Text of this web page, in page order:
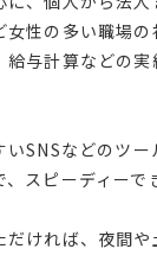
性の多い職場の
与計算などの実
いSNSなどのツー
、スピーディーで
ければ、夜間や